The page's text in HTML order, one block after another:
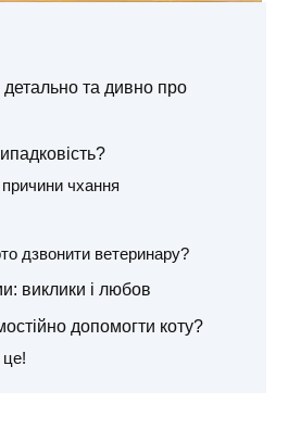
детально та дивно про
чхання
дзвонити ветеринару?
виклики і любов
допомогти коту?